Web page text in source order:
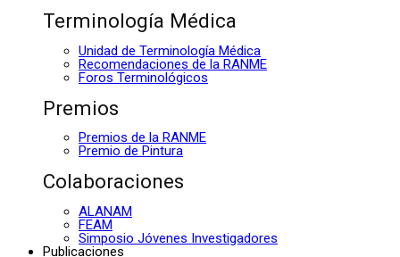
Terminología Médica
Unidad de Terminología Médica
Recomendaciones de la RANME
Foros Terminológicos
Premios
Premios de la RANME
Premio de Pintura
Colaboraciones
ALANAM
FEAM
Simposio Jóvenes Investigadores
Publicaciones